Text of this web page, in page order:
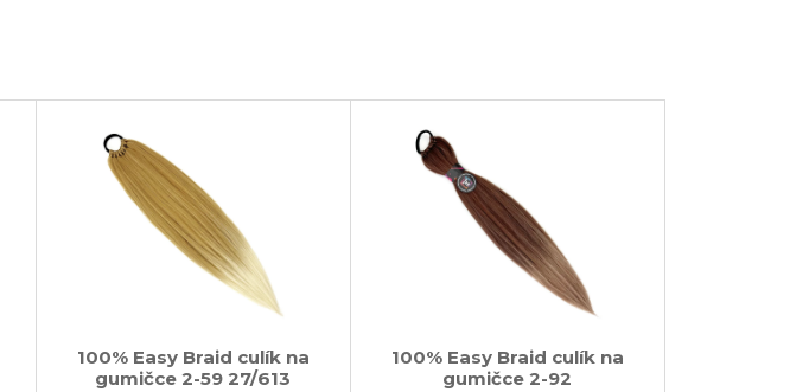
100% Easy Braid culík na
gumičce 2-59 27/613
100% Easy Braid culík na
gumičce 2-92
Původně: